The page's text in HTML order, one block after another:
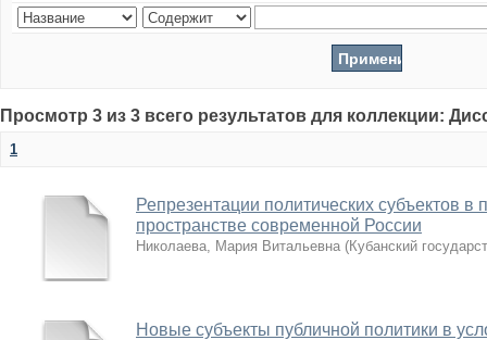
Просмотр 3 из 3 всего результатов для коллекции:
1
Репрезентации политических субъектов в
пространстве современной России
Николаева, Мария Витальевна (Кубанский
Новые субъекты публичной политики в